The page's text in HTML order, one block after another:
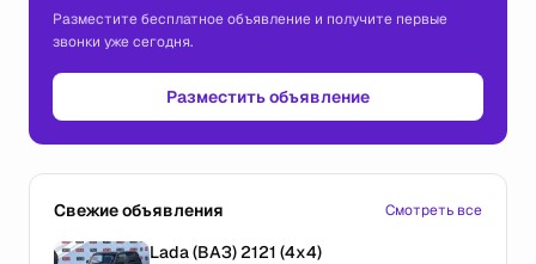
Разместите бесплатное объявление и получите первые
звонки уже сегодня.
Разместить объявление
Свежие объявления Смотреть все
Lada (ВАЗ) 2121 (4x4)